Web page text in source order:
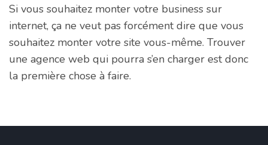
Si vous souhaitez monter votre business sur
internet, ça ne veut pas forcément dire que vous
souhaitez monter votre site vous-même. Trouver
une agence web qui pourra s’en charger est donc
la première chose à faire.